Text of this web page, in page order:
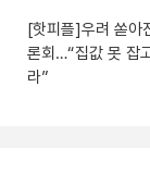
[핫피플]우려 쏟아
론회…“집값 못 잡
라”